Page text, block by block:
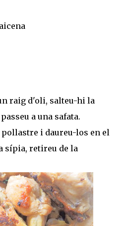
raig d'oli, salteu-hi la
a una safata.
i daureu-los en el
sípia, retireu de la